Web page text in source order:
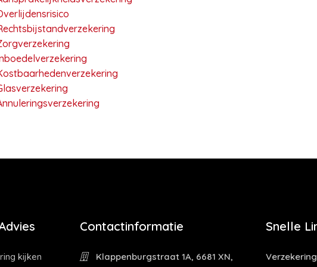
kijken
Contactinformatie
Klappenburgstraat 1A, 6681 XN,
Snelle